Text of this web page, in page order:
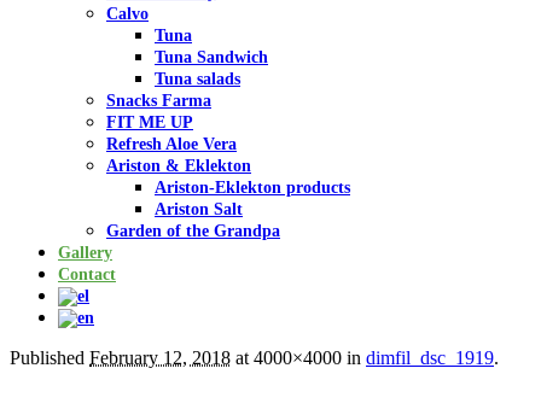
Calvo
Tuna
Tuna Sandwich
Tuna salads
Snacks Farma
FIT ME UP
Refresh Aloe Vera
Ariston & Eklekton
Ariston-Eklekton products
Ariston Salt
Garden of the Grandpa
Gallery
Contact
Published February 12, 2018 at 4000×4000 in dimfil_dsc_1919.